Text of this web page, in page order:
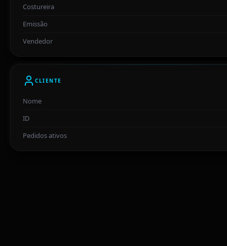
Costureira
Emissão
Vendedor
CLIENTE
Nome
ID
Pedidos ativos